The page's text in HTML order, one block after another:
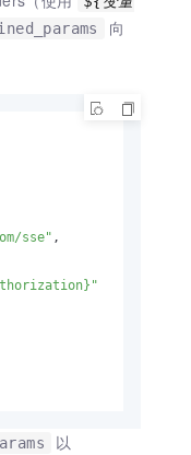
向
sse" ,
以